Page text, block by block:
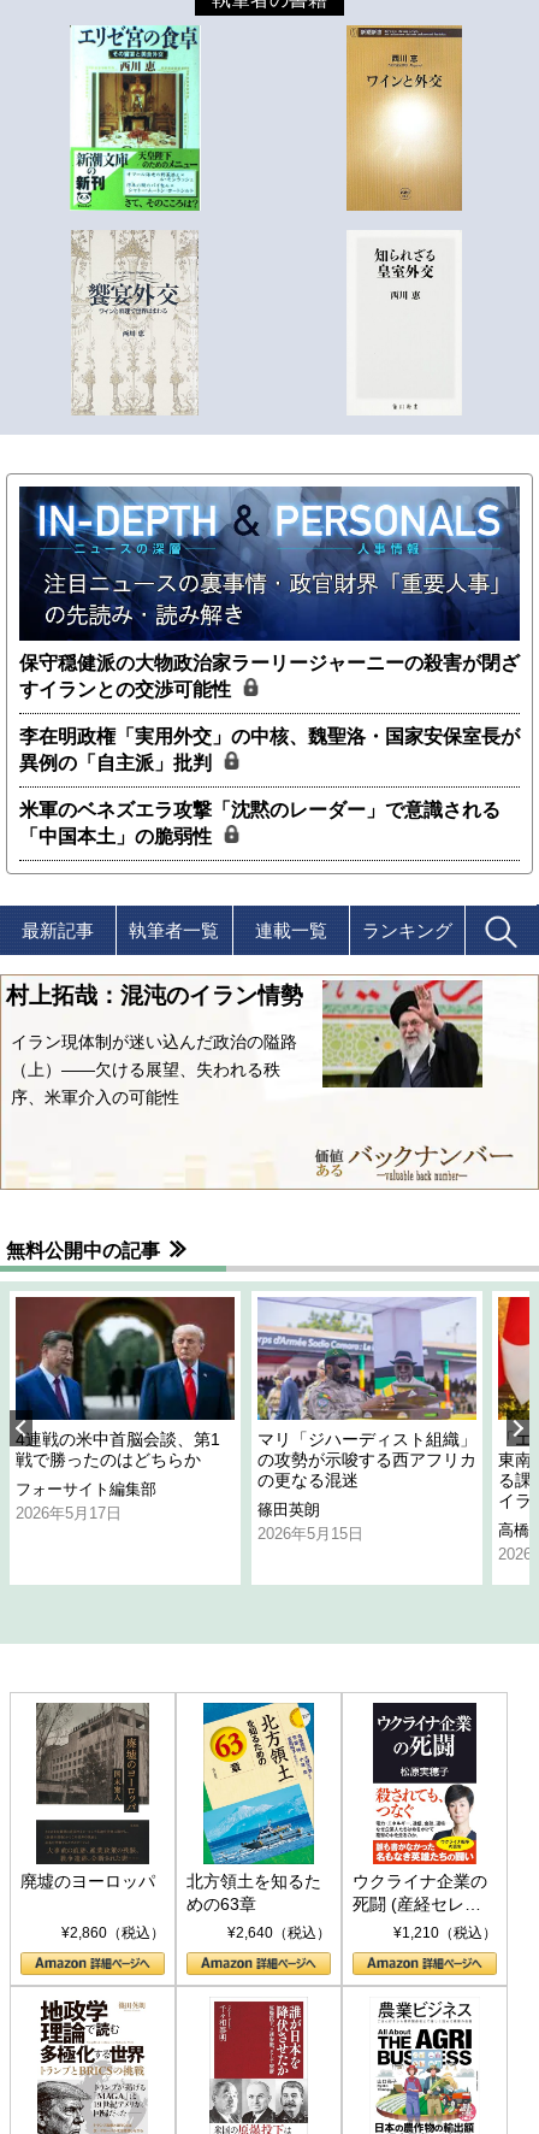
保守穏健派の大物政治家ラーリージャーニーの殺害が閉ざ
すイランとの交渉可能性
李在明政権「実用外交」の中核、魏聖洛・国家安保室長が
異例の「自主派」批判
米軍のベネズエラ攻撃「沈黙のレーダー」で意識される
「中国本土」の脆弱性
最新記事 執筆者一覧 連載一覧 ランキング
村上拓哉：混沌のイラン情勢
イラン現体制が迷い込んだ政治の隘路
（上）――欠ける展望、失われる秩
序、米軍介入の可能性
無料公開中の記事
4連戦の米中首脳会談、第1
戦で勝ったのはどちらか
フォーサイト編集部
2026年5月17日
マリ「ジハーディスト組織」
の攻勢が示唆する西アフリカ
の更なる混迷
篠田英朗
2026年5月15日
「
東南
る課
イラ
高橋
2026
廃墟のヨーロッパ
¥2,860（税込）
北方領土を知るた
めの63章
¥2,640（税込）
ウクライナ企業の
死闘 (産経セレク
ト S 039)¥1,210（税込）